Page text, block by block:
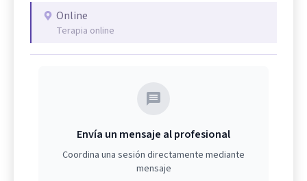
Online
Terapia online
Envía un mensaje al profesional
Coordina una sesión directamente mediante
mensaje